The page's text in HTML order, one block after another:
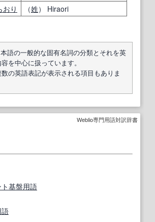
おり （姓） Hiraori
語の一般的な固有名詞の分類とそれを英
を中心に扱っています。
の英語表記が表示される項目もありま
Weblio専門用語対訳辞書
基盤用語